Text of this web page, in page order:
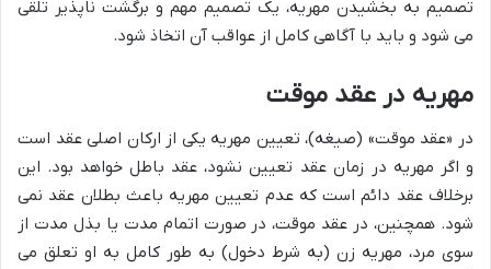
تصمیم به بخشیدن مهریه، یک تصمیم مهم و برگشت ناپذیر تلقی
می شود و باید با آگاهی کامل از عواقب آن اتخاذ شود.
مهریه در عقد موقت
در «عقد موقت» (صیغه)، تعیین مهریه یکی از ارکان اصلی عقد است
و اگر مهریه در زمان عقد تعیین نشود، عقد باطل خواهد بود. این
برخلاف عقد دائم است که عدم تعیین مهریه باعث بطلان عقد نمی
شود. همچنین، در عقد موقت، در صورت اتمام مدت یا بذل مدت از
سوی مرد، مهریه زن (به شرط دخول) به طور کامل به او تعلق می